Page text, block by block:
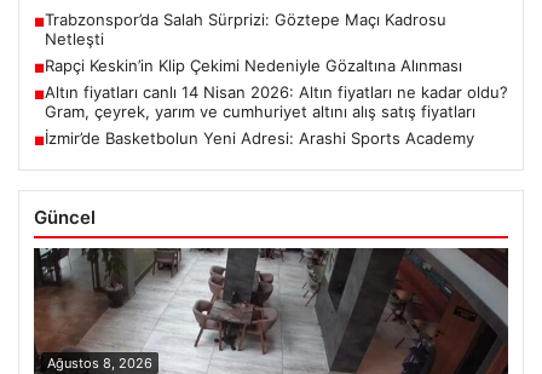
■Trabzonspor’da Salah Sürprizi: Göztepe Maçı Kadrosu
Netleşti
■Rapçi Keskin’in Klip Çekimi Nedeniyle Gözaltına Alınması
■Altın fiyatları canlı 14 Nisan 2026: Altın fiyatları ne kadar oldu?
Gram, çeyrek, yarım ve cumhuriyet altını alış satış fiyatları
■İzmir’de Basketbolun Yeni Adresi: Arashi Sports Academy
Güncel
Ağustos 8, 2026